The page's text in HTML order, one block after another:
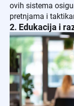
ovih sistema
pretnjama i
2. Edukacija i